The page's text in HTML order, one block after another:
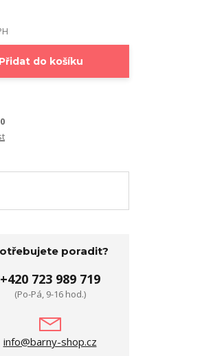
Přidat do košíku
poradit?
+420 723 989 719
(Po-Pá, 9-16 hod.)
info@barny-shop.cz